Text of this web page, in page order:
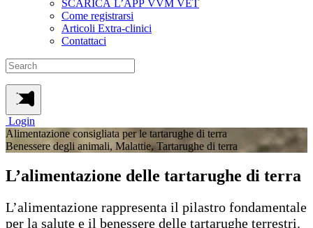
SCARICA L’APP VVM VET
Come registrarsi
Articoli Extra-clinici
Contattaci
Login
Alimentazione consigliata per le tartarughe di terra
Benessere degli animali, Malattie, Tartarughe di terra
L’alimentazione delle tartarughe di terra
L’alimentazione rappresenta il pilastro fondamentale
per la salute e il benessere delle tartarughe terrestri.